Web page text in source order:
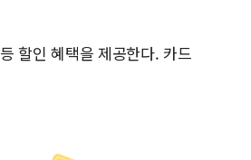
할인 혜택을 제공한다. 카드